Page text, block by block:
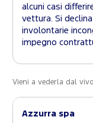
alcuni casi
vettura. Si
involontarie
impegno
Vieni a vederla dal
Azzurra spa